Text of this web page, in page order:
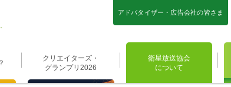
アドバタイザー・広告会社の皆さま
クリエイターズ・
グランプリ2026
衛星放送協会
について